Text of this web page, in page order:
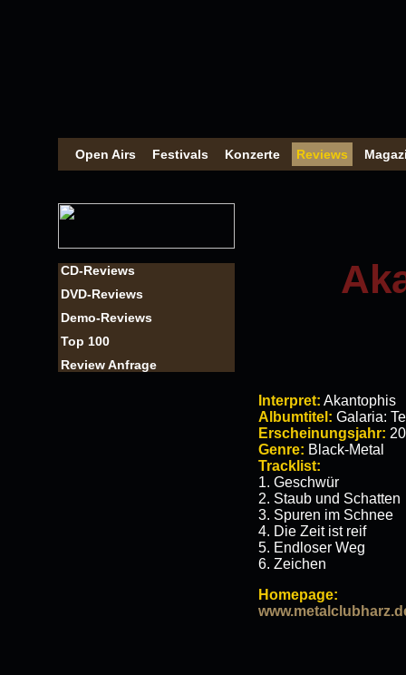
Open Airs Festivals Konzerte Reviews
CD-Reviews
DVD-Reviews
Demo-Reviews
Top 100
Review Anfrage
Interpret: Akantophis
Albumtitel: Galaria:
Erscheinungsjahr:
Genre: Black-Metal
Tracklist:
1. Geschwür
2. Staub und Schatten
3. Spuren im Schnee
4. Die Zeit ist reif
5. Endloser Weg
6. Zeichen
Homepage: